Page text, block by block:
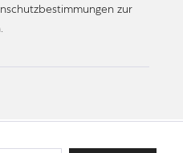
zur